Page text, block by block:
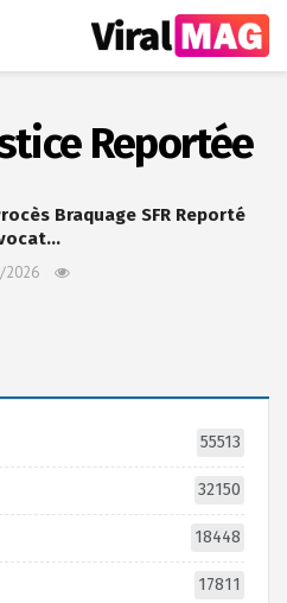
Reportée
Braquage SFR Reporté
2026
55513
32150
18448
17811